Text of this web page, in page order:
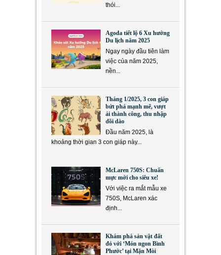
thói...
Agoda tiết lộ 6 Xu hướng
Du lịch năm 2025
Ngay ngày đầu tiên làm
việc của năm 2025,
nền...
Tháng 1/2025, 3 con giáp
bứt phá mạnh mẽ, vượt
ải thành công, thu nhập
dồi dào
Đầu năm 2025, là
khoảng thời gian 3 con giáp này...
McLaren 750S: Chuẩn
mực mới cho siêu xe!
Với việc ra mắt mẫu xe
750S, McLaren xác
định...
Khám phá sản vật đất
đỏ với ‘Món ngon Bình
Phước’ tại Mặn Mòi